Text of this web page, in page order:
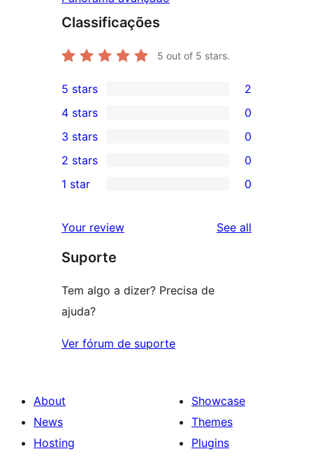
Classificações
5 out of 5 stars.
2
5-
star
reviews
5 stars 2
4-
star
reviews
4 stars 0
0
3-
star
3 stars 0
2-
reviews
2 stars 0
star
reviews
1 star 0
Your review See all
Suporte
Tem algo a dizer? Precisa de
ajuda?
Ver fórum de suporte
About
News
Hosting
Showcase
Themes
Plugins